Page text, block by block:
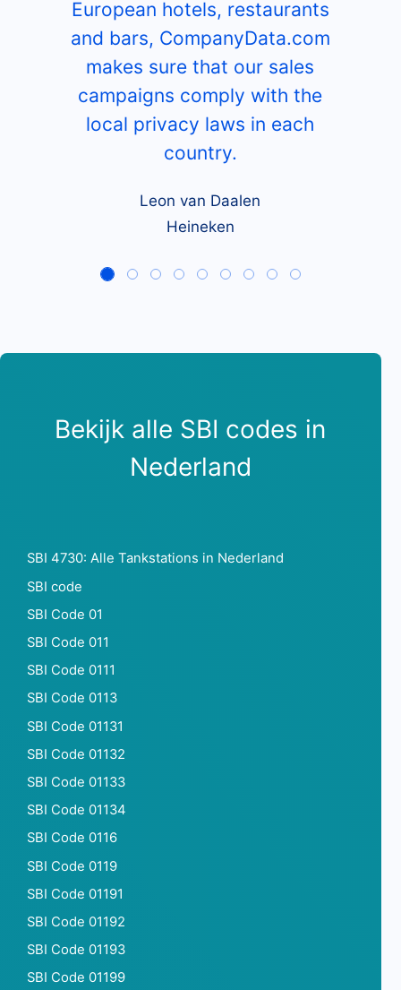
European hotels, restaurants
and bars, CompanyData.com
makes sure that our sales
campaigns comply with the
local privacy laws in each
country.
Leon van Daalen
Heineken
Bekijk alle SBI codes in
Nederland
SBI 4730: Alle Tankstations in Nederland
SBI code
SBI Code 01
SBI Code 011
SBI Code 0111
SBI Code 0113
SBI Code 01131
SBI Code 01132
SBI Code 01133
SBI Code 01134
SBI Code 0116
SBI Code 0119
SBI Code 01191
SBI Code 01192
SBI Code 01193
SBI Code 01199